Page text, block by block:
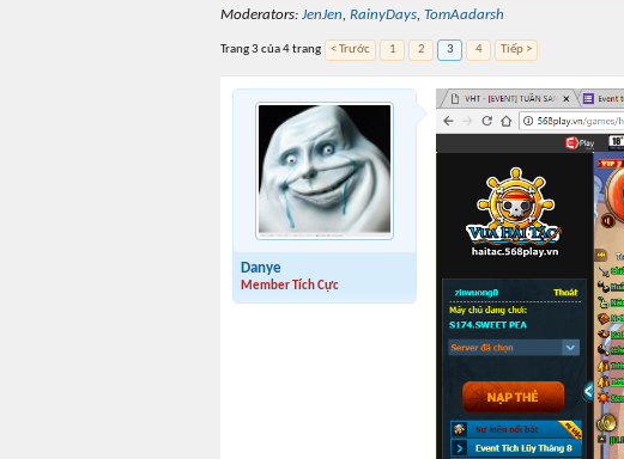
Moderators: JenJen, RainyDays, TomAadarsh
Trang 3 của 4 trang < Trước 1 2 3 4 Tiếp >
Danye
Member Tích Cực